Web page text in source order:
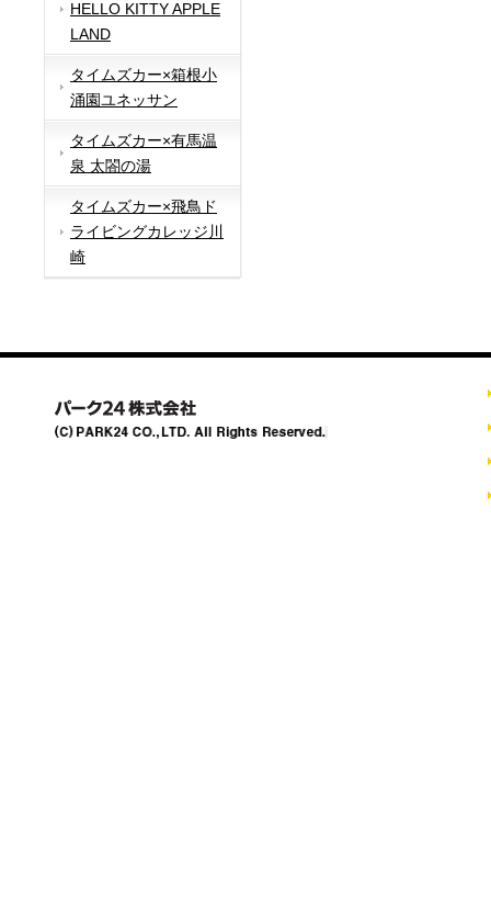
HELLO KITTY APPLE
LAND
タイムズカー×箱根小
涌園ユネッサン
タイムズカー×有馬温
泉 太閤の湯
タイムズカー×飛鳥ド
ライビングカレッジ川
崎